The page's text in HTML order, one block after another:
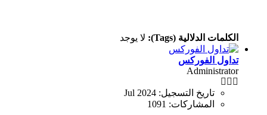
الكلمات الدلالية (Tags): لا يوجد
تداول الفوركس
Administrator
تاريخ التسجيل: Jul 2024
المشاركات: 1091